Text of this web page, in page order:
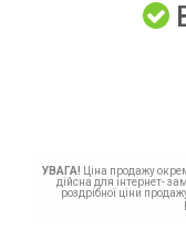
УВАГА! Ціна продажу
дійсна для інтернет-
роздрібної ціни